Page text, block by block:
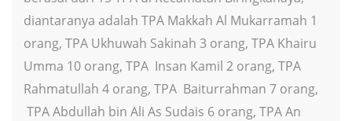
diantaranya adalah TPA Makkah Al Mukarramah 1
orang, TPA Ukhuwah Sakinah 3 orang, TPA Khairu
Umma 10 orang, TPA Insan Kamil 2 orang, TPA
Rahmatullah 4 orang, TPA Baiturrahman 7 orang,
TPA Abdullah bin Ali As Sudais 6 orang, TPA An